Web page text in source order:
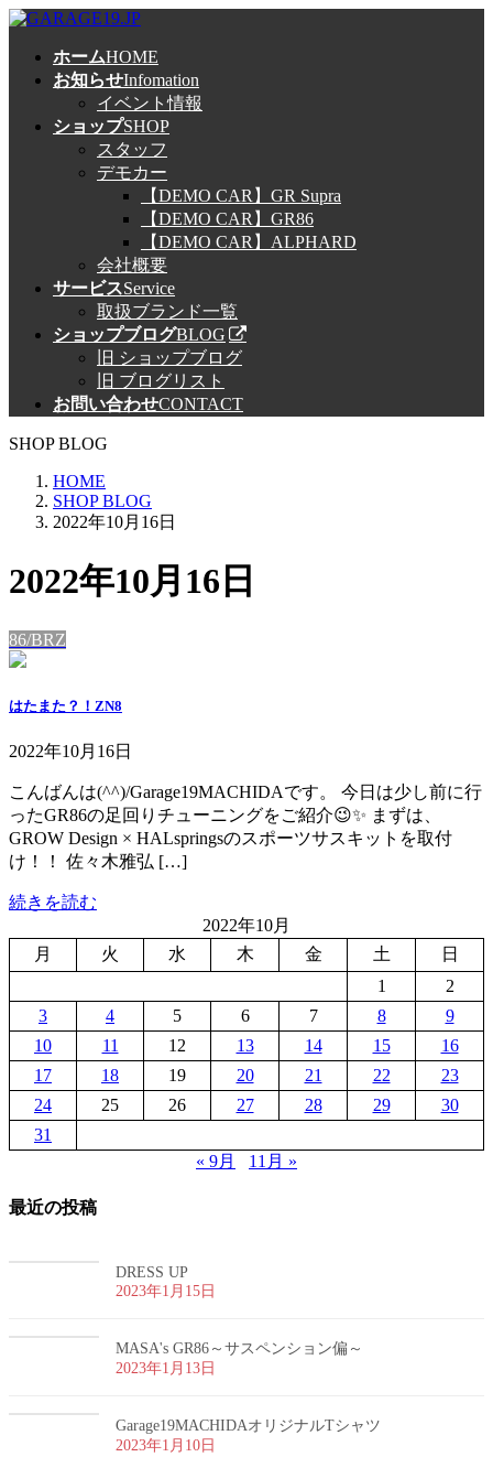
コ
ナ
ホームHOME
お知らせInfomation
イベント情報
ショップSHOP
スタッフ
デモカー
【DEMO CAR】GR Supra
【DEMO CAR】GR86
【DEMO CAR】ALPHARD
会社概要
サービスService
取扱ブランド一覧
ショップブログBLOG
旧 ショップブログ
旧 ブログリスト
お問い合わせCONTACT
SHOP BLOG
HOME
SHOP BLOG
2022年10月16日
2022年10月16日
86/BRZ
はたまた？！ZN8
2022年10月16日
こんばんは(^^)/Garage19MACHIDAです。 今日は少し前に行
ったGR86の足回りチューニングをご紹介😉✨ まずは、
GROW Design × HALspringsのスポーツサスキットを取付
け！！ 佐々木雅弘 […]
続きを読む
2022年10月
月
火 水 木 金 土
日
1
2
3
4 5 6 7 8
9
10
11 12 13 14 15
16
17
18 19 20 21 22
23
24
25 26 27 28 29
30
31
« 9月
11月 »
最近の投稿
DRESS UP
2023年1月15日
MASA's GR86～サスペンション偏～
2023年1月13日
Garage19MACHIDAオリジナルTシャツ
2023年1月10日